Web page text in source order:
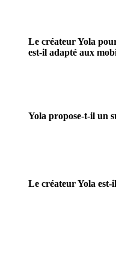
Le créateur Yola
est-il adapté aux
Yola propose-t-il un
Le créateur Yola est-